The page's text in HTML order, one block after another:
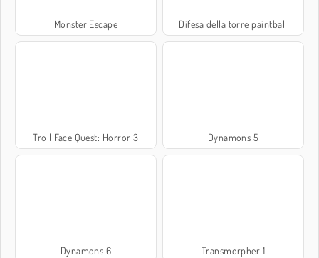
Monster Escape Difesa della torre paintball
Troll Face Quest: Horror 3 Dynamons 5
Dynamons 6 Transmorpher 1